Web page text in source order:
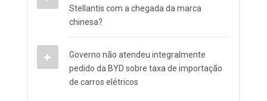
Stellantis com a chegada da marca
chinesa?
Governo não atendeu integralmente
pedido da BYD sobre taxa de importação
de carros elétricos